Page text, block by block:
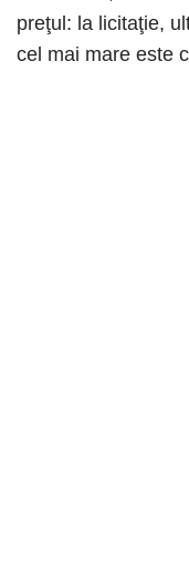
preţul: la licitaţie,
cel mai mare este